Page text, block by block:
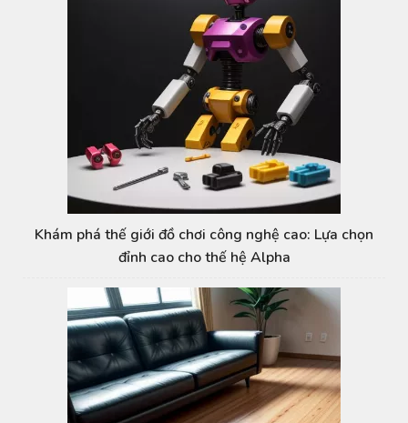
Khám phá thế giới đồ chơi công nghệ cao: Lựa chọn
đỉnh cao cho thế hệ Alpha